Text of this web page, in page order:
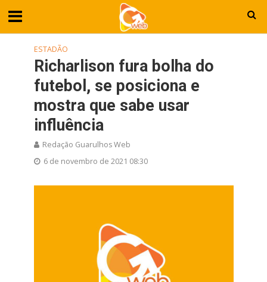
ESTADÃO
Richarlison fura bolha do
futebol, se posiciona e
mostra que sabe usar
influência
Redação Guarulhos Web
6 de novembro de 2021 08:30